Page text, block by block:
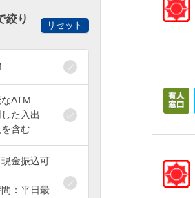
絞り
リセット
ATM
た入出
含む
金振込可
：平日最